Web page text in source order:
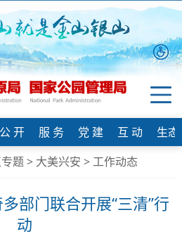
公 开 服 务 党 建 互 动
生
题> 大美兴安 >工作动态
部门联合开展“三清”行
动